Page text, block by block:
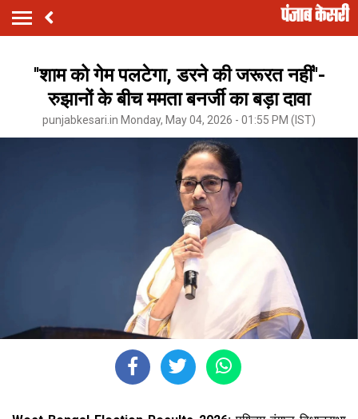
''शाम को गेम पलटेगा, डरने की जरूरत नहीं''-
रुझानों के बीच ममता बनर्जी का बड़ा दावा
punjabkesari.in Monday, May 04, 2026 - 01:55 PM (IST)